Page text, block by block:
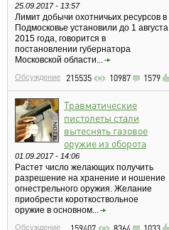
25.09.2017 - 13:57
Лимит добычи охотничьих ресурсов в
Подмосковье установили до 1 августа
2015 года, говорится в
постановлении губернатора
Московской области...
Обсуждение 215535 10987 1579
Травматические
пистолеты стали
вытеснять газовое
оружие из оборота
01.09.2017 - 14:06
Растет число желающих получить
разрешение на хранение и ношение
огнестрельного оружия. Желание
приобрести короткоствольное
оружие в основном...
Обсуждение